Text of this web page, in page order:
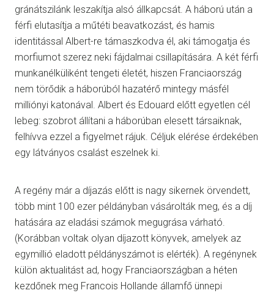
gránátszilánk leszakítja alsó állkapcsát. A háború után a
férfi elutasítja a műtéti beavatkozást, és hamis
identitással Albert-re támaszkodva él, aki támogatja és
morfiumot szerez neki fájdalmai csillapítására. A két férfi
munkanélküliként tengeti életét, hiszen Franciaország
nem törődik a háborúból hazatérő mintegy másfél
milliónyi katonával. Albert és Edouard előtt egyetlen cél
lebeg: szobrot állítani a háborúban elesett társaiknak,
felhívva ezzel a figyelmet rájuk. Céljuk elérése érdekében
egy látványos csalást eszelnek ki.
A regény már a díjazás előtt is nagy sikernek örvendett,
több mint 100 ezer példányban vásárolták meg, és a díj
hatására az eladási számok megugrása várható.
(Korábban voltak olyan díjazott könyvek, amelyek az
egymillió eladott példányszámot is elérték). A regénynek
külön aktualitást ad, hogy Franciaországban a héten
kezdőnek meg Francois Hollande államfő ünnepi